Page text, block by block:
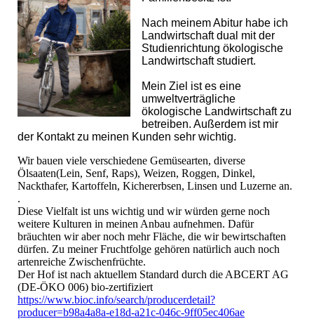
Nach meinem Abitur habe ich
Landwirtschaft dual mit der
Studienrichtung ökologische
Landwirtschaft studiert.
Mein Ziel ist es eine
umweltverträgliche
ökologische Landwirtschaft zu
betreiben. Außerdem ist mir
der Kontakt zu meinen Kunden sehr wichtig.
Wir bauen viele verschiedene Gemüsearten, diverse
Ölsaaten(Lein, Senf, Raps), Weizen, Roggen, Dinkel,
Nackthafer, Kartoffeln, Kichererbsen, Linsen und Luzerne an.
.
Diese Vielfalt ist uns wichtig und wir würden gerne noch
weitere Kulturen in meinen Anbau aufnehmen. Dafür
bräuchten wir aber noch mehr Fläche, die wir bewirtschaften
dürfen. Zu meiner Fruchtfolge gehören natürlich auch noch
artenreiche Zwischenfrüchte.
Der Hof ist nach aktuellem Standard durch die ABCERT AG
(DE-ÖKO 006) bio-zertifiziert
https://www.bioc.info/search/producerdetail?
producer=b98a4a8a-e18d-a21c-046c-9ff05ec406ae